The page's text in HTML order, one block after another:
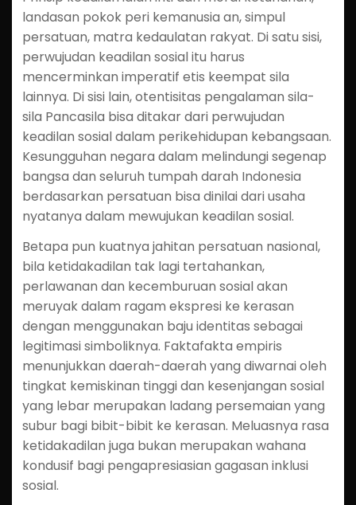
landasan pokok peri kemanusia an, simpul
persatuan, matra kedaulatan rakyat. Di satu sisi,
perwujudan keadilan sosial itu harus
mencerminkan imperatif etis keempat sila
lainnya. Di sisi lain, otentisitas pengalaman sila-
sila Pancasila bisa ditakar dari perwujudan
keadilan sosial dalam perikehidupan kebangsaan.
Kesungguhan negara dalam melindungi segenap
bangsa dan seluruh tumpah darah Indonesia
berdasarkan persatuan bisa dinilai dari usaha
nyatanya dalam mewujukan keadilan sosial.
Betapa pun kuatnya jahitan persatuan nasional,
bila ketidakadilan tak lagi tertahankan,
perlawanan dan kecemburuan sosial akan
meruyak dalam ragam ekspresi ke kerasan
dengan menggunakan baju identitas sebagai
legitimasi simboliknya. Faktafakta empiris
menunjukkan daerah-daerah yang diwarnai oleh
tingkat kemiskinan tinggi dan kesenjangan sosial
yang lebar merupakan ladang persemaian yang
subur bagi bibit-bibit ke kerasan. Meluasnya rasa
ketidakadilan juga bukan merupakan wahana
kondusif bagi pengapresiasian gagasan inklusi
sosial.